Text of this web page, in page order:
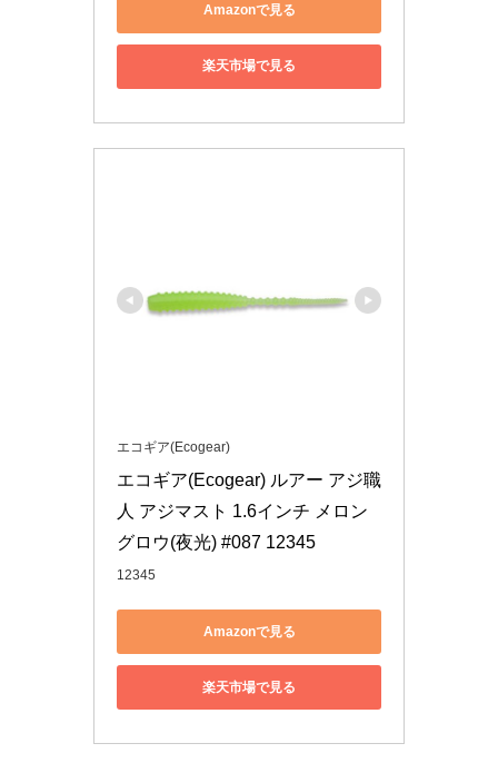
Amazonで見る
楽天市場で見る
エコギア(Ecogear)
エコギア(Ecogear) ルアー アジ職
人 アジマスト 1.6インチ メロン
グロウ(夜光) #087 12345
12345
Amazonで見る
楽天市場で見る